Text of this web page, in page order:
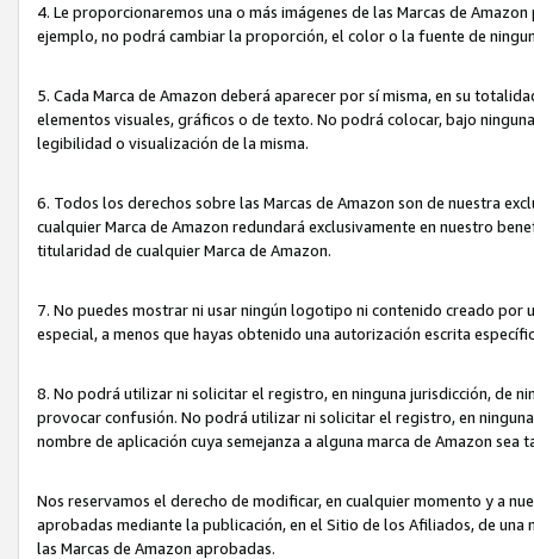
4. Le proporcionaremos una o más imágenes de las Marcas de
ejemplo, no podrá cambiar la proporción, el color o la fuente de
5. Cada Marca de Amazon deberá aparecer por sí misma, en su
elementos visuales, gráficos o de texto. No podrá colocar, bajo
legibilidad o visualización de la misma.
6. Todos los derechos sobre las Marcas de Amazon son de nuestra
cualquier Marca de Amazon redundará exclusivamente en nuestro
titularidad de cualquier Marca de Amazon.
7. No puedes mostrar ni usar ningún logotipo ni contenido creado por
especial, a menos que hayas obtenido una autorización escrita
8. No podrá utilizar ni solicitar el registro, en ninguna jurisdicción, de
provocar confusión. No podrá utilizar ni solicitar el registro, en
nombre de aplicación cuya semejanza a alguna marca de Amazon
Nos reservamos el derecho de modificar, en cualquier momento y a
aprobadas mediante la publicación, en el Sitio de los Afiliados, de
las Marcas de Amazon aprobadas.